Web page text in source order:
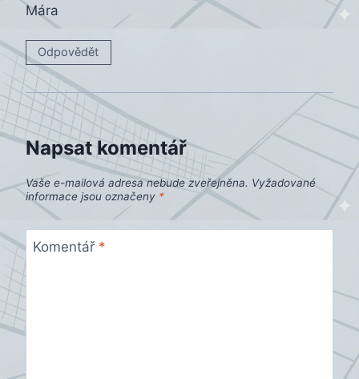
Mára
Odpovědět
Napsat komentář
Vaše e-mailová adresa nebude zveřejněna. Vyžadované
informace jsou označeny *
Komentář *